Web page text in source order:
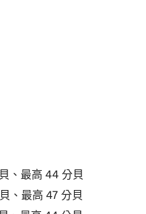
、最高 44 分貝
、最高 47 分貝